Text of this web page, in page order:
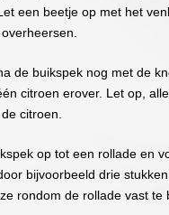
een beetje op met het
de buikspek nog met de
citroen erover. Let op,
citroen.
op tot een rollade en
bijvoorbeeld drie
rondom de rollade vast te